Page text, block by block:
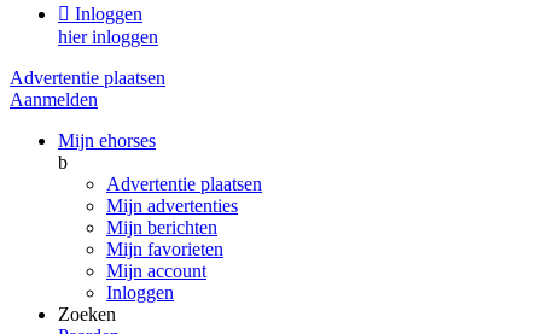
 Inloggen
hier inloggen
Advertentie plaatsen
Aanmelden
Mijn ehorses
b
Advertentie plaatsen
Mijn advertenties
Mijn berichten
Mijn favorieten
Mijn account
Inloggen
Zoeken